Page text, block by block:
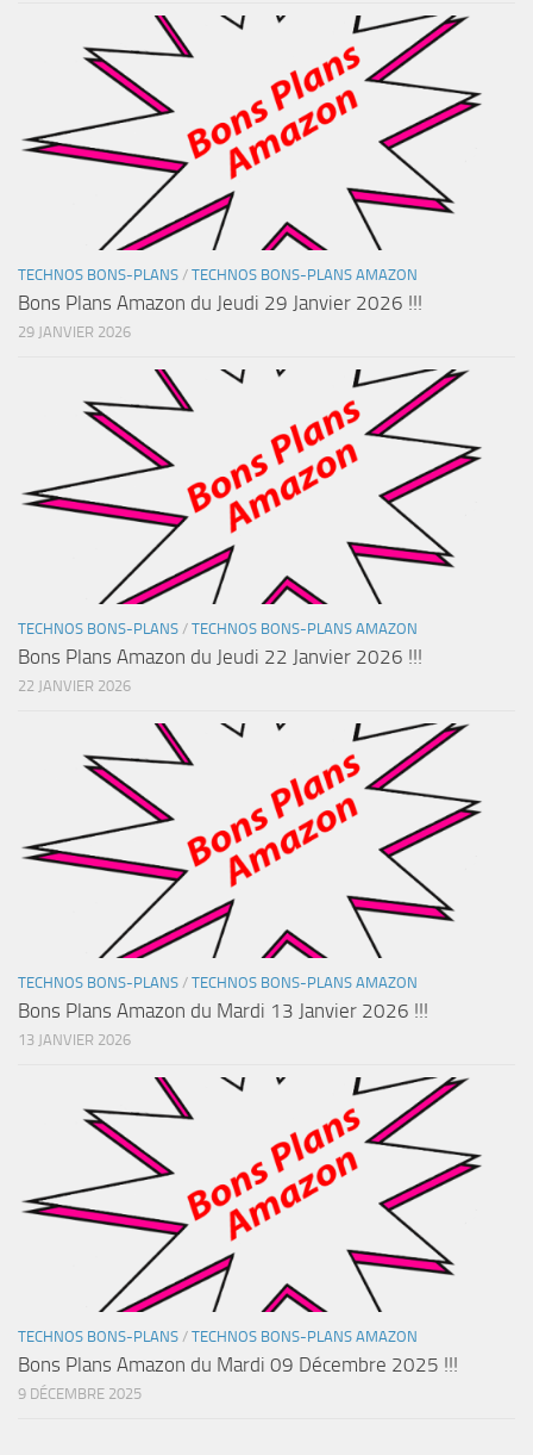
TECHNOS BONS-PLANS / TECHNOS BONS-PLANS AMAZON
Bons Plans Amazon du Jeudi 29 Janvier 2026 !!!
29 JANVIER 2026
TECHNOS BONS-PLANS / TECHNOS BONS-PLANS AMAZON
Bons Plans Amazon du Jeudi 22 Janvier 2026 !!!
22 JANVIER 2026
TECHNOS BONS-PLANS / TECHNOS BONS-PLANS AMAZON
Bons Plans Amazon du Mardi 13 Janvier 2026 !!!
13 JANVIER 2026
TECHNOS BONS-PLANS / TECHNOS BONS-PLANS AMAZON
Bons Plans Amazon du Mardi 09 Décembre 2025 !!!
9 DÉCEMBRE 2025